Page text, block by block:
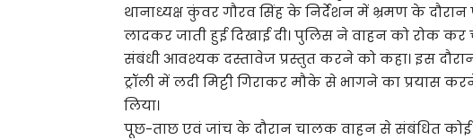
थानाध्यक्ष कुंवर गौरव सिंह के निर्देशन में भ्रमण के दौरान
लादकर जाती हुई दिखाई दी। पुलिस ने वाहन को
संबंधी आवश्यक दस्तावेज प्रस्तुत करने को कहा। इस
ट्रॉली में लदी मिट्टी गिराकर मौके से भागने का प्रयास
लिया।
पूछ-ताछ एवं जांच के दौरान चालक वाहन से संबंधित